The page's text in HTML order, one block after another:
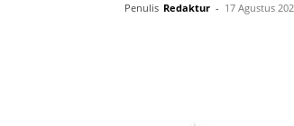
Penulis Redaktur - 17 Agustus